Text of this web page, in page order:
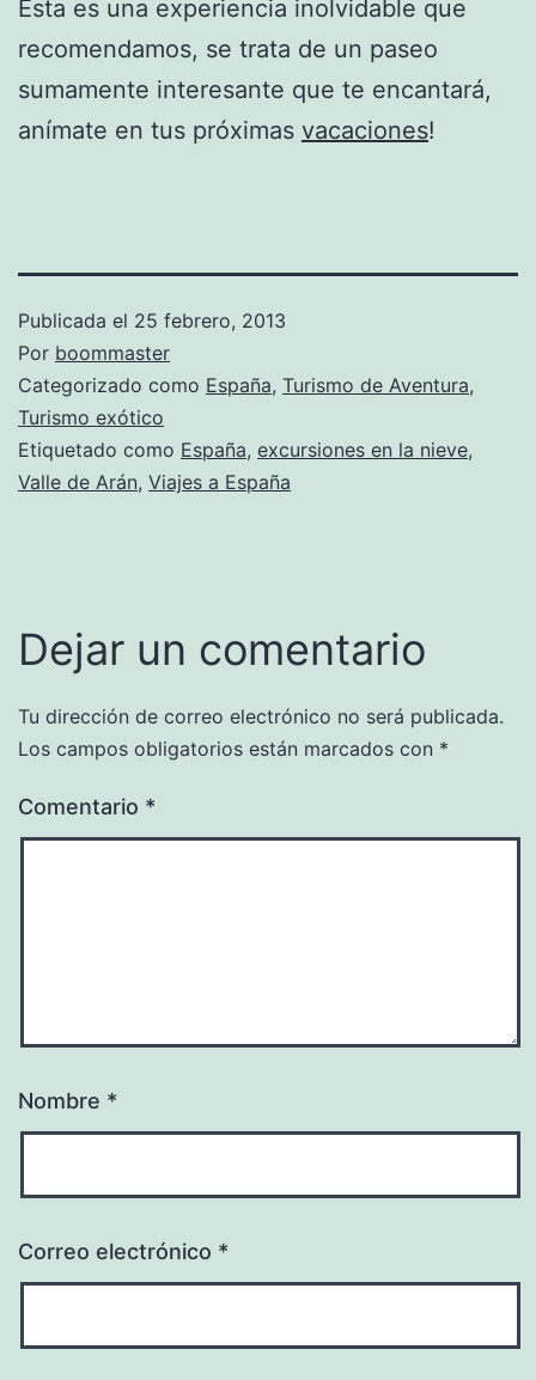
Esta es una experiencia inolvidable que
recomendamos, se trata de un paseo
sumamente interesante que te encantará,
anímate en tus próximas vacaciones!
Publicada el 25 febrero, 2013
Por boommaster
Categorizado como España, Turismo de Aventura,
Turismo exótico
Etiquetado como España, excursiones en la nieve,
Valle de Arán, Viajes a España
Dejar un comentario
Tu dirección de correo electrónico no será publicada.
Los campos obligatorios están marcados con *
Comentario *
Nombre *
Correo electrónico *